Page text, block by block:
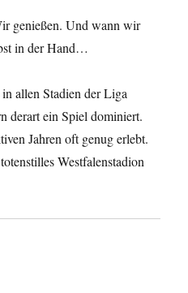
genießen. Und wann wir
in der Hand…
allen Stadien der Liga
derart ein Spiel dominiert.
Jahren oft genug erlebt.
Westfalenstadion